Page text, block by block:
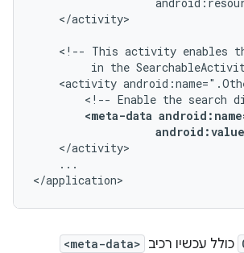
</activity>
<!-- This activity enables
in the
<activity
<!-- Enable the search
<meta-data
...
</application>
כולל עכשיו רכיב <meta-data>